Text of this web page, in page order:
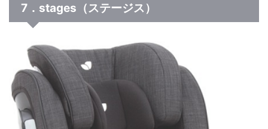
7．stages（ステージス）